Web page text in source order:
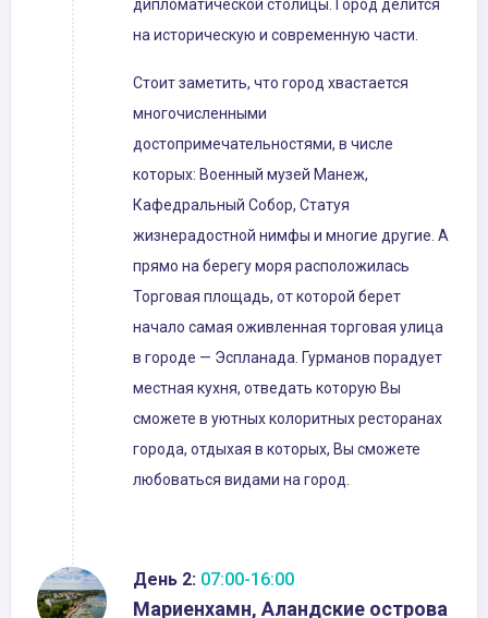
дипломатической столицы. Город делится
на историческую и современную части.
Стоит заметить, что город хвастается
многочисленными
достопримечательностями, в числе
которых: Военный музей Манеж,
Кафедральный Собор, Статуя
жизнерадостной нимфы и многие другие. А
прямо на берегу моря расположилась
Торговая площадь, от которой берет
начало самая оживленная торговая улица
в городе — Эспланада. Гурманов порадует
местная кухня, отведать которую Вы
сможете в уютных колоритных ресторанах
города, отдыхая в которых, Вы сможете
любоваться видами на город.
День 2: 07:00-16:00
Мариенхамн, Аландские острова